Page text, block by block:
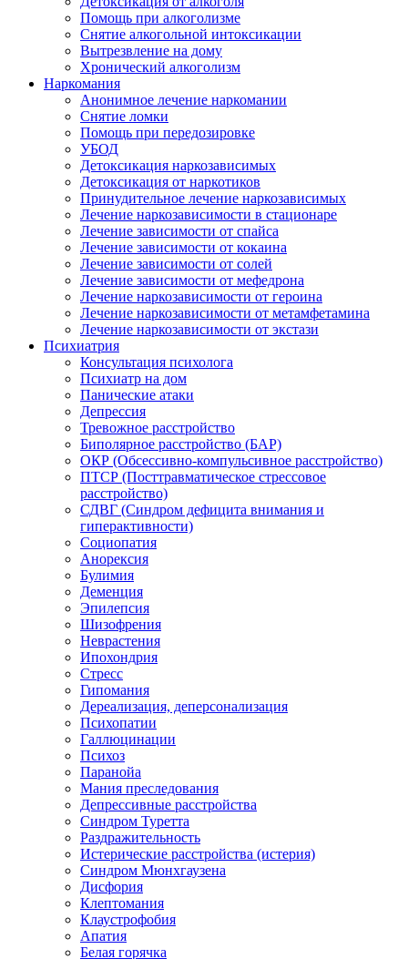
Помощь при алкоголизме
Снятие алкогольной интоксикации
Вытрезвление на дому
Хронический алкоголизм
Наркомания
Анонимное лечение наркомании
Снятие ломки
Помощь при передозировке
УБОД
Детоксикация наркозависимых
Детоксикация от наркотиков
Принудительное лечение наркозависимых
Лечение наркозависимости в стационаре
Лечение зависимости от спайса
Лечение зависимости от кокаина
Лечение зависимости от солей
Лечение зависимости от мефедрона
Лечение наркозависимости от героина
Лечение наркозависимости от метамфетамина
Лечение наркозависимости от экстази
Психиатрия
Консультация психолога
Психиатр на дом
Панические атаки
Депрессия
Тревожное расстройство
Биполярное расстройство (БАР)
ОКР (Обсессивно-компульсивное расстройство)
ПТСР (Посттравматическое стрессовое
расстройство)
СДВГ (Синдром дефицита внимания и
гиперактивности)
Социопатия
Анорексия
Булимия
Деменция
Эпилепсия
Шизофрения
Неврастения
Ипохондрия
Стресс
Гипомания
Дереализация, деперсонализация
Психопатии
Галлюцинации
Психоз
Паранойа
Мания преследования
Депрессивные расстройства
Синдром Туретта
Раздражительность
Истерические расстройства (истерия)
Синдром Мюнхгаузена
Дисфория
Клептомания
Клаустрофобия
Апатия
Белая горячка